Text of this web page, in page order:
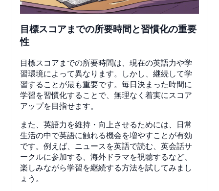
目標スコアまでの所要時間と習慣化の重要
性
目標スコアまでの所要時間は、現在の英語力や学
習環境によって異なります。しかし、継続して学
習することが最も重要です。毎日決まった時間に
学習を習慣化することで、無理なく着実にスコア
アップを目指せます。
また、英語力を維持・向上させるためには、日常
生活の中で英語に触れる機会を増やすことが有効
です。例えば、ニュースを英語で読む、英会話サ
ークルに参加する、海外ドラマを視聴するなど、
楽しみながら学習を継続する方法を試してみまし
ょう。